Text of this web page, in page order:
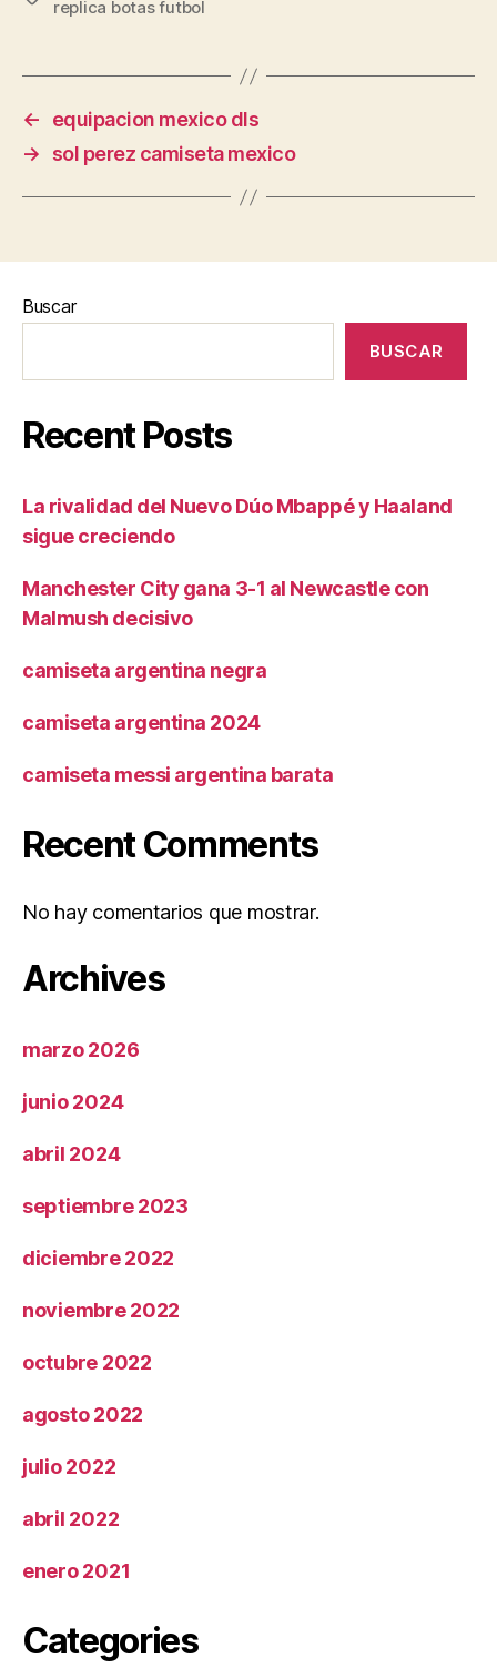
replica botas futbol
←
equipacion mexico dls
→
sol perez camiseta mexico
Buscar
BUSCAR
Recent Posts
La rivalidad del Nuevo Dúo Mbappé y Haaland
sigue creciendo
Manchester City gana 3-1 al Newcastle con
Malmush decisivo
camiseta argentina negra
camiseta argentina 2024
camiseta messi argentina barata
Recent Comments
No hay comentarios que mostrar.
Archives
marzo 2026
junio 2024
abril 2024
septiembre 2023
diciembre 2022
noviembre 2022
octubre 2022
agosto 2022
julio 2022
abril 2022
enero 2021
Categories